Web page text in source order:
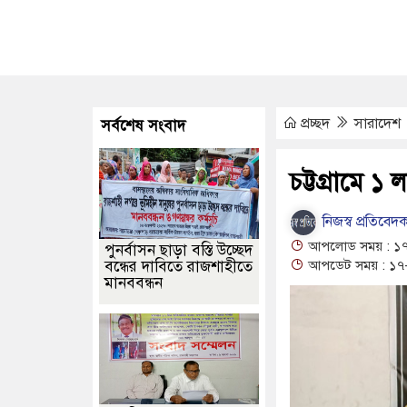
‘ফ্যামিলি কার্ড’ কর্মসূচি, চার বছরে অন্তর্ভুক্ত হবে ১ কোটি ৬০ লাখ পরিবার
সংগঠনের নেতৃবৃন্দের সঙ্গে সিটি কর্পোরেশনের প্রশাসকের সৌজন্য
প্রচ্ছদ সারাদেশ
চট্টগ্রামে
নিজস্ব
আপলোড সময় :
আপডেট সময় :
সর্বশেষ সংবাদ
পুনর্বাসন ছাড়া বস্তি উচ্ছেদ
বন্ধের দাবিতে রাজশাহীতে
মানববন্ধন